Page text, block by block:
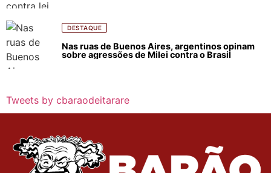
DESTAQUE
Nas ruas de Buenos Aires, argentinos opinam
sobre agressões de Milei contra o Brasil
Tweets by cbaraodeitarare